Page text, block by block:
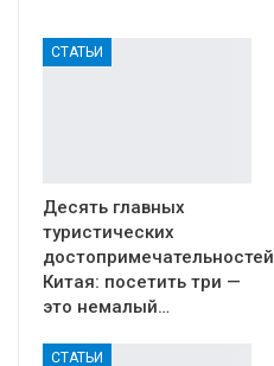
СТАТЬИ
Десять главных
туристических
достопримечательностей
Китая: посетить три —
это немалый…
СТАТЬИ